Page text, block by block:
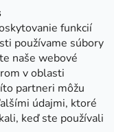
funkcií
používame súbory
naše webové
v oblasti
partneri môžu
údajmi, ktoré
keď ste používali